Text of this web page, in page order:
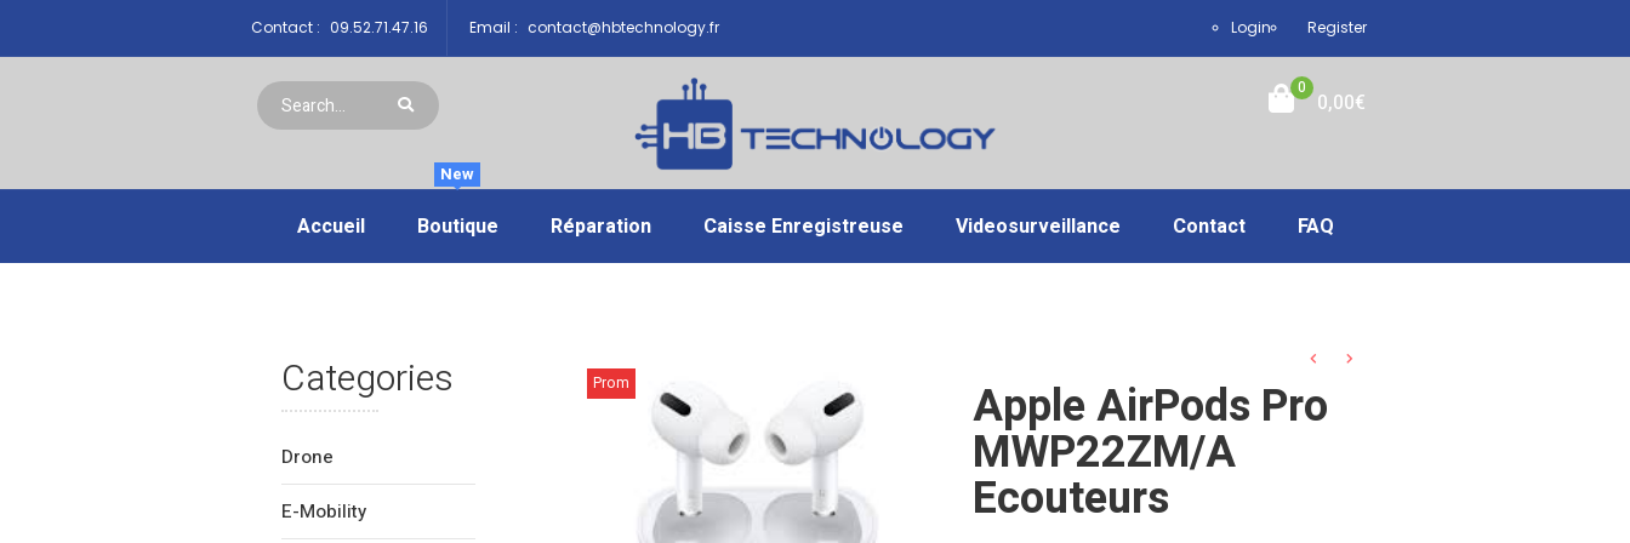
Contact : 09.52.71.47.16 Email : contact@hbtechnology.fr Login Register
0
0,00€
Accueil Boutique
New
Réparation Caisse Enregistreuse Videosurveillance Contact FAQ
Categories
Drone
E-Mobility
Prom
Apple AirPods Pro
MWP22ZM/A
Ecouteurs